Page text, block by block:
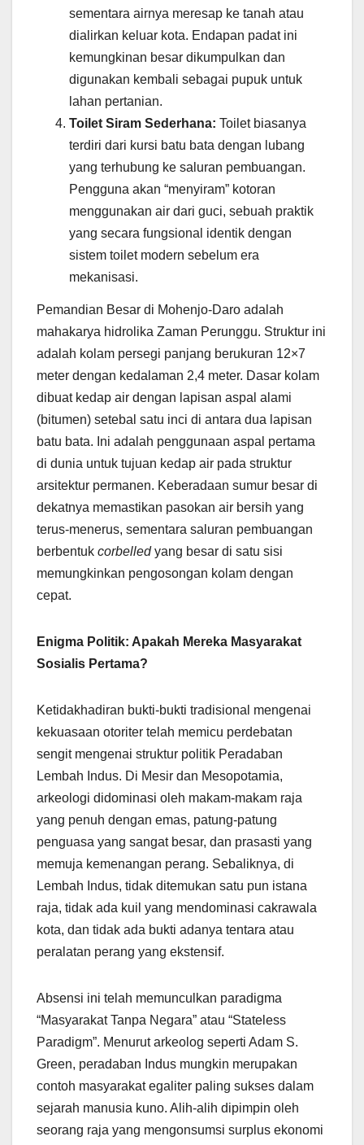
sementara airnya meresap ke tanah atau
dialirkan keluar kota. Endapan padat ini
kemungkinan besar dikumpulkan dan
digunakan kembali sebagai pupuk untuk
lahan pertanian.
Toilet Siram Sederhana: Toilet biasanya
terdiri dari kursi batu bata dengan lubang
yang terhubung ke saluran pembuangan.
Pengguna akan “menyiram” kotoran
menggunakan air dari guci, sebuah praktik
yang secara fungsional identik dengan
sistem toilet modern sebelum era
mekanisasi.
Pemandian Besar di Mohenjo-Daro adalah
mahakarya hidrolika Zaman Perunggu. Struktur ini
adalah kolam persegi panjang berukuran 12×7
meter dengan kedalaman 2,4 meter. Dasar kolam
dibuat kedap air dengan lapisan aspal alami
(bitumen) setebal satu inci di antara dua lapisan
batu bata. Ini adalah penggunaan aspal pertama
di dunia untuk tujuan kedap air pada struktur
arsitektur permanen. Keberadaan sumur besar di
dekatnya memastikan pasokan air bersih yang
terus-menerus, sementara saluran pembuangan
berbentuk corbelledyang besar di satu sisi
memungkinkan pengosongan kolam dengan
cepat.
Enigma Politik: Apakah Mereka Masyarakat
Sosialis Pertama?
Ketidakhadiran bukti-bukti tradisional mengenai
kekuasaan otoriter telah memicu perdebatan
sengit mengenai struktur politik Peradaban
Lembah Indus. Di Mesir dan Mesopotamia,
arkeologi didominasi oleh makam-makam raja
yang penuh dengan emas, patung-patung
penguasa yang sangat besar, dan prasasti yang
memuja kemenangan perang. Sebaliknya, di
Lembah Indus, tidak ditemukan satu pun istana
raja, tidak ada kuil yang mendominasi cakrawala
kota, dan tidak ada bukti adanya tentara atau
peralatan perang yang ekstensif.
Absensi ini telah memunculkan paradigma
“Masyarakat Tanpa Negara” atau “Stateless
Paradigm”. Menurut arkeolog seperti Adam S.
Green, peradaban Indus mungkin merupakan
contoh masyarakat egaliter paling sukses dalam
sejarah manusia kuno. Alih-alih dipimpin oleh
seorang raja yang mengonsumsi surplus ekonomi